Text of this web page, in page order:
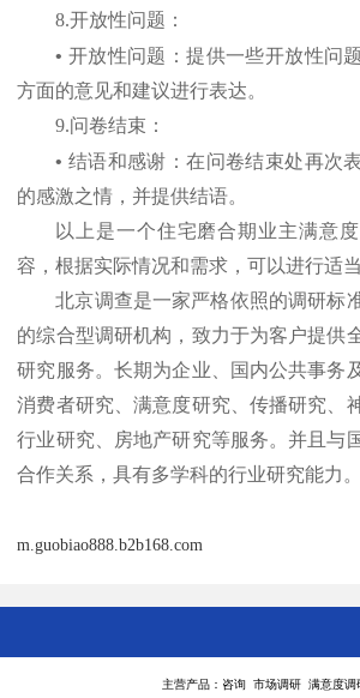
8.开放性问题：
• 开放性问题：提供一些开放性问
方面的意见和建议进行表达。
9.问卷结束：
• 结语和感谢：在问卷结束处再次
的感激之情，并提供结语。
以上是一个住宅磨合期业主满意
容，根据实际情况和需求，可以进行适
北京调查是一家严格依照的调研标
的综合型调研机构，致力于为客户提供
研究服务。长期为企业、国内公共事务
消费者研究、满意度研究、传播研究、
行业研究、房地产研究等服务。并且与
合作关系，具有多学科的行业研究能力。
m.guobiao888.b2b168.com
主营产品：咨询 市场调研 满意度调